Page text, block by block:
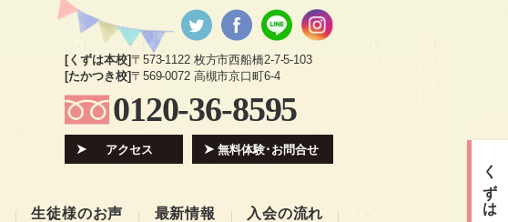
[くずは本校]〒573-1122 枚方市西船橋2-7-5-103
[たかつき校]〒569-0072 高槻市京口町6-4
0120-36-8595
アクセス 無料体験･お問合せ
生徒様のお声 最新情報 入会の流れ くずは本校